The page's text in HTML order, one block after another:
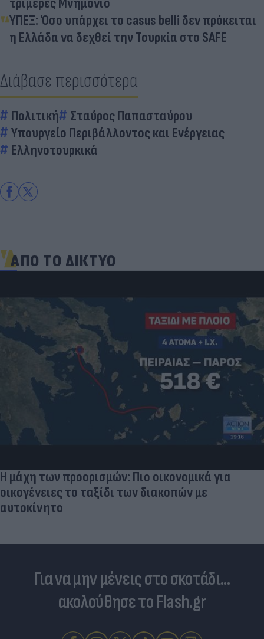
ΥΠΕΞ: Όσο υπάρχει το casus belli δεν πρόκειται
η Ελλάδα να δεχθεί την Τουρκία στο SAFE
Διάβασε περισσότερα
Πολιτική
Σταύρος Παπασταύρου
Υπουργείο Περιβάλλοντος και Ενέργειας
Ελληνοτουρκικά
ΑΠΟ ΤΟ ΔΙΚΤΥΟ
Η μάχη των προορισμών: Πιο οικονομικά για
οικογένειες το ταξίδι των διακοπών με
αυτοκίνητο
Για να μην μένεις στο σκοτάδι...
ακολούθησε το Flash.gr